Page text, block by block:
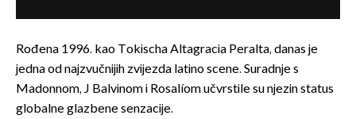
Rođena 1996. kao Tokischa Altagracia Peralta, danas je
jedna od najzvučnijih zvijezda latino scene. Suradnje s
Madonnom, J Balvinom i Rosalíom učvrstile su njezin status
globalne glazbene senzacije.